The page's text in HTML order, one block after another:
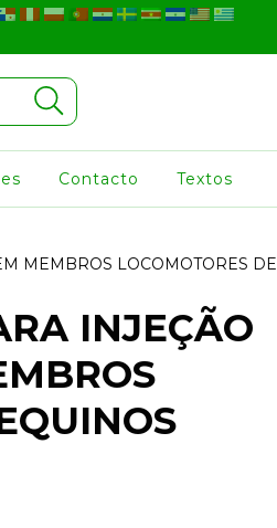
Contacto Textos
MEMBROS LOCOMOTORES DE
INJEÇÃO